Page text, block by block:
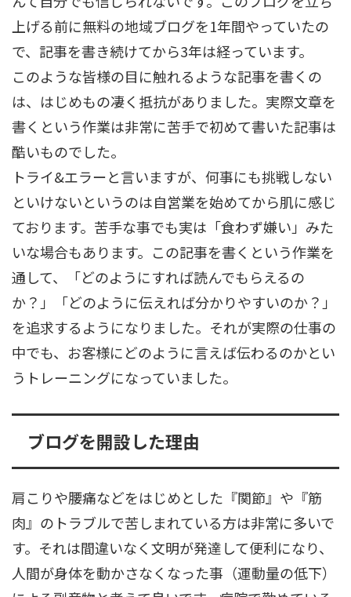
上げる前に無料の地域ブログを1年間やっていたの
で、記事を書き続けてから3年は経っています。
このような皆様の目に触れるような記事を書くの
は、はじめもの凄く抵抗がありました。実際文章を
書くという作業は非常に苦手で初めて書いた記事は
酷いものでした。
トライ&エラーと言いますが、何事にも挑戦しない
といけないというのは自営業を始めてから肌に感じ
ております。苦手な事でも実は「食わず嫌い」みた
いな場合もあります。この記事を書くという作業を
通して、「どのようにすれば読んでもらえるの
か？」「どのように伝えれば分かりやすいのか？」
を追求するようになりました。それが実際の仕事の
中でも、お客様にどのように言えば伝わるのかとい
うトレーニングになっていました。
ブログを開設した理由
肩こりや腰痛などをはじめとした『関節』や『筋
肉』のトラブルで苦しまれている方は非常に多いで
す。それは間違いなく文明が発達して便利になり、
人間が身体を動かさなくなった事（運動量の低下）